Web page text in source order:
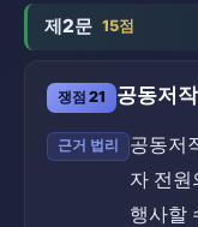
제2문 15점
쟁점 21 공동저
근거 법리
공동저
자 전원
행사할